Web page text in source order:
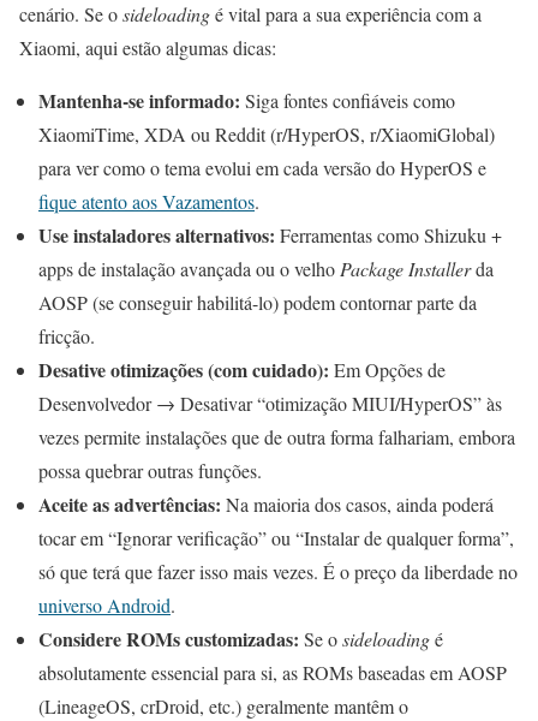
cenário. Se osideloadingé vital para a sua experiência com a
Xiaomi, aqui estão algumas dicas:
Mantenha-se informado: Siga fontes confiáveis como
XiaomiTime, XDA ou Reddit (r/HyperOS, r/XiaomiGlobal)
para ver como o tema evolui em cada versão do HyperOS e
fique atento aos Vazamentos.
Use instaladores alternativos: Ferramentas como Shizuku +
apps de instalação avançada ou o velhoPackage Installerda
AOSP (se conseguir habilitá-lo) podem contornar parte da
fricção.
Desative otimizações (com cuidado): Em Opções de
Desenvolvedor → Desativar “otimização MIUI/HyperOS” às
vezes permite instalações que de outra forma falhariam, embora
possa quebrar outras funções.
Aceite as advertências: Na maioria dos casos, ainda poderá
tocar em “Ignorar verificação” ou “Instalar de qualquer forma”,
só que terá que fazer isso mais vezes. É o preço da liberdade no
universo Android.
Considere ROMs customizadas: Se osideloadingé
absolutamente essencial para si, as ROMs baseadas em AOSP
(LineageOS, crDroid, etc.) geralmente mantêm o